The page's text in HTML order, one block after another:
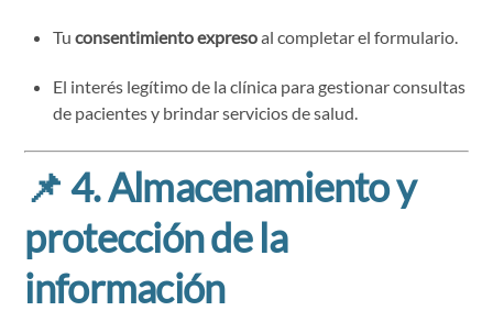
Tu consentimiento expresoal completar el formulario.
El interés legítimo de la clínica para gestionar consultas
de pacientes y brindar servicios de salud.
📌 4. Almacenamiento y
protección de la
información